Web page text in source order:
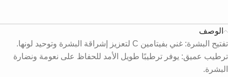
الوصف
تفتيح البشرة: غني بفيتامين C لتعزيز إشراقة البشرة وتوحيد لونها.
ترطيب عميق: يوفر ترطيبًا طويل الأمد للحفاظ على نعومة ونضارة
البشرة.